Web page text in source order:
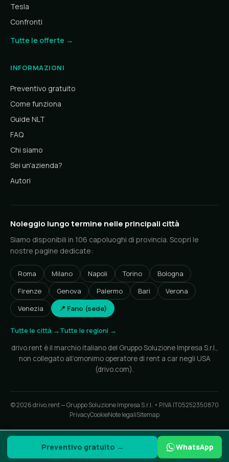
Tesla
Confronti
Tutte le offerte →
INFORMAZIONI
Preventivo gratuito
Come funziona
Guide NLT
FAQ
Chi siamo
Sei un'azienda?
Autori
Noleggio lungo termine nelle principali città
Siamo disponibili in 106 capoluoghi di provincia. Scopri le
nostre pagine dedicate:
Roma Milano Napoli Torino
Bologna
Firenze
Genova Palermo Bari
Verona
Venezia
📍 Fano (sede)
Tutte le città →Tutte le regioni →
drivo.rent è il marchio italiano del Gruppo Soluzione Impresa S.r.l.,
non collegato all’omonimo operatore di rent a car negli USA
(drivo.com).
© 2026 drivo.rent — Gruppo Soluzione Impresa S.r.l. • P.IVA IT05252350870
PrivacyCookieNote legaliSitemap
Preventivo gratuito → WhatsApp